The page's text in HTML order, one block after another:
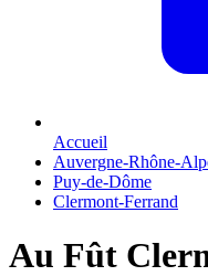
Accueil
Auvergne-Rhône-
Puy-de-Dôme
Clermont-Ferrand
Au Fût